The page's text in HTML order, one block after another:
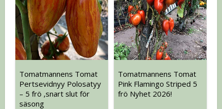
Tomatmannens Tomat
Pertsevidnyy Polosatyy
– 5 frö ,snart slut för
säsong
Tomatmannens Tomat
Pink Flamingo Striped 5
frö Nyhet 2026!